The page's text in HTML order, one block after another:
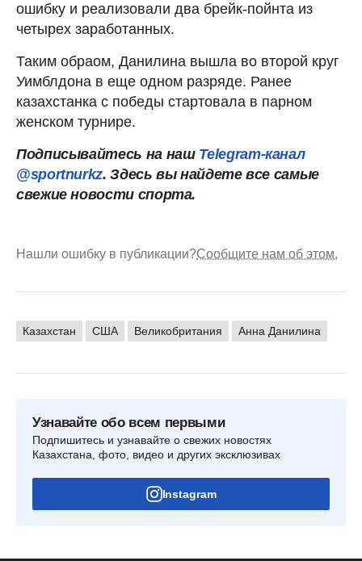
ошибку и реализовали два брейк-пойнта из
четырех заработанных.
Таким обраом, Данилина вышла во второй круг
Уимблдона в еще одном разряде. Ранее
казахстанка с победы стартовала в парном
женском турнире.
Подписывайтесь на наш Telegram-канал
@sportnurkz. Здесь вы найдете все самые
свежие новости спорта.
Нашли ошибку в публикации?Сообщите нам об этом.
Казахстан США Великобритания Анна Данилина
Узнавайте обо всем первыми
Подпишитесь и узнавайте о свежих новостях
Казахстана, фото, видео и других эксклюзивах
Instagram